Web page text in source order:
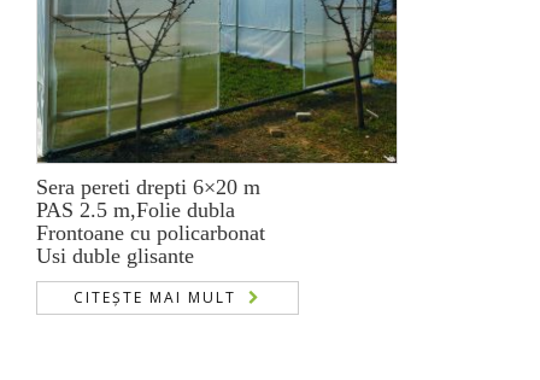
Sera pereti drepti 6×20 m
PAS 2.5 m,Folie dubla
Frontoane cu policarbonat
Usi duble glisante
CITEȘTE MAI MULT